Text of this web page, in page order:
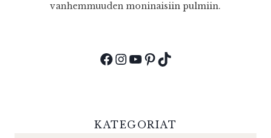
vanhemmuuden moninaisiin pulmiin.
Facebook
Instagram
YouTube
Pinterest
TikTok
KATEGORIAT